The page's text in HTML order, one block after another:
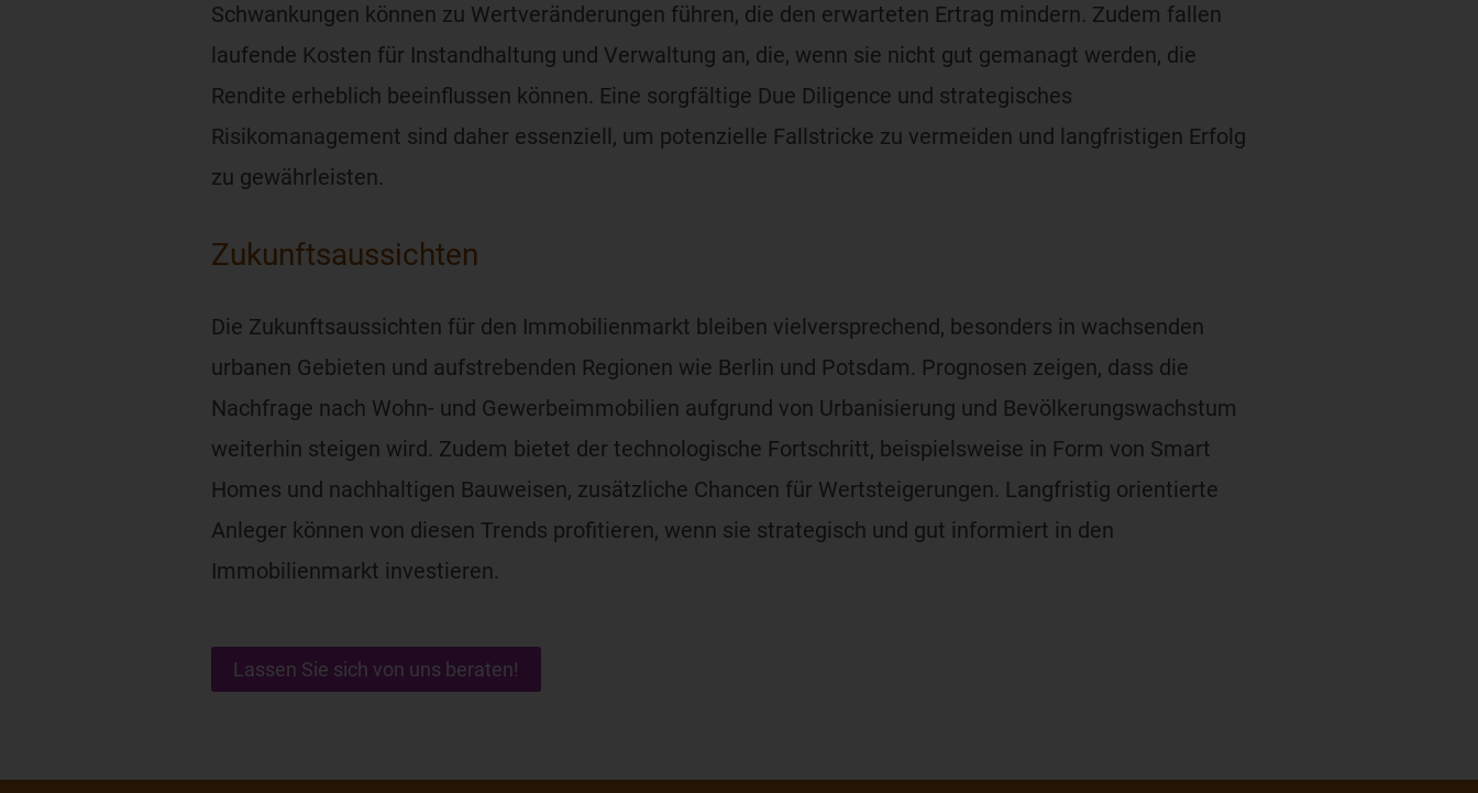
Schwankungen können zu Wertveränderungen führen, die den erwarteten Ertrag mindern. Zudem fallen
laufende Kosten für Instandhaltung und Verwaltung an, die, wenn sie nicht gut gemanagt werden, die
Rendite erheblich beeinflussen können. Eine sorgfältige Due Diligence und strategisches
Risikomanagement sind daher essenziell, um potenzielle Fallstricke zu vermeiden und langfristigen Erfolg
zu gewährleisten.
Zukunftsaussichten
Die Zukunftsaussichten für den Immobilienmarkt bleiben vielversprechend, besonders in wachsenden
urbanen Gebieten und aufstrebenden Regionen wie Berlin und Potsdam. Prognosen zeigen, dass die
Nachfrage nach Wohn- und Gewerbeimmobilien aufgrund von Urbanisierung und Bevölkerungswachstum
weiterhin steigen wird. Zudem bietet der technologische Fortschritt, beispielsweise in Form von Smart
Homes und nachhaltigen Bauweisen, zusätzliche Chancen für Wertsteigerungen. Langfristig orientierte
Anleger können von diesen Trends profitieren, wenn sie strategisch und gut informiert in den
Immobilienmarkt investieren.
Lassen Sie sich von uns beraten!